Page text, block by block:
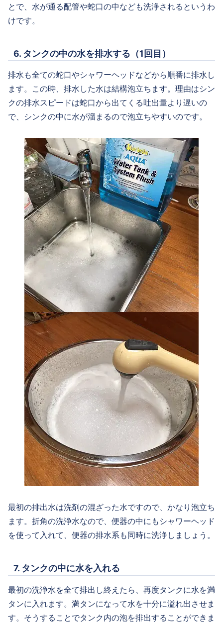
とで、水が通る配管や蛇口の中なども洗浄されるというわ
けです。
6. タンクの中の水を排水する（1回目）
排水も全ての蛇口やシャワーヘッドなどから順番に排水し
ます。この時、排水した水は結構泡立ちます。理由はシン
クの排水スピードは蛇口から出てくる吐出量より遅いの
で、シンクの中に水が溜まるので泡立ちやすいのです。
最初の排出水は洗剤の混ざった水ですので、かなり泡立ち
ます。折角の洗浄水なので、便器の中にもシャワーヘッド
を使って入れて、便器の排水系も同時に洗浄しましょう。
7. タンクの中に水を入れる
最初の洗浄水を全て排出し終えたら、再度タンクに水を満
タンに入れます。満タンになって水を十分に溢れ出させま
す。そうすることでタンク内の泡を排出することができま